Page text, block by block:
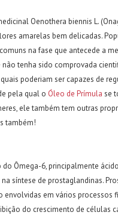
Oenothera biennis L.
amarelas bem delicadas.
na fase que antecede a
tenha sido comprovada
poderiam ser capazes de
pela qual o Óleo de Prímula se
ele também tem outras
também!
Ômega-6, principalmente
síntese de prostaglandinas.
envolvidas em vários processos
do crescimento de células